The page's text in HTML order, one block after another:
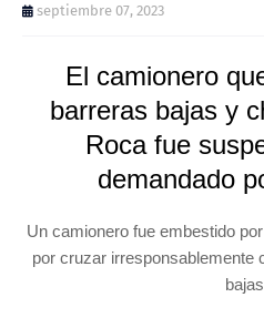
septiembre 07, 2023
El camionero
barreras bajas y
Roca fue
demandado
Un camionero fue embestido
por cruzar irresponsablemente